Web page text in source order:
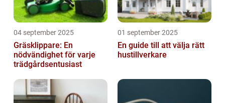
04 september 2025
Gräsklippare: En
nödvändighet för varje
trädgårdsentusiast
01 september 2025
En guide till att välja rätt
hustillverkare